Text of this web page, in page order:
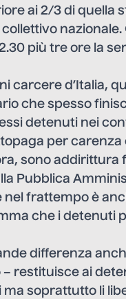
ai 2/3 di quella
nazionale.
più tre ore la
carcere d’Italia,
che spesso
detenuti nei
per carenza
sono addirittura
Pubblica
nel frattempo è
che i detenuti
differenza
restituisce ai
soprattutto li